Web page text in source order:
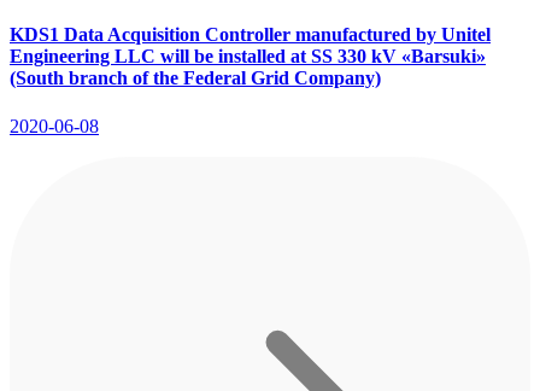
KDS1 Data Acquisition Controller manufactured by Unitel
Engineering LLC will be installed at SS 330 kV «Barsuki»
(South branch of the Federal Grid Company)
2020-06-08